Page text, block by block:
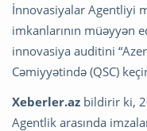
İnnovasiyalar Agentliyi
imkanlarının müəyyən
innovasiya auditini
Cəmiyyətində (QSC)
Xeberler.az bildirir ki,
Agentlik arasında